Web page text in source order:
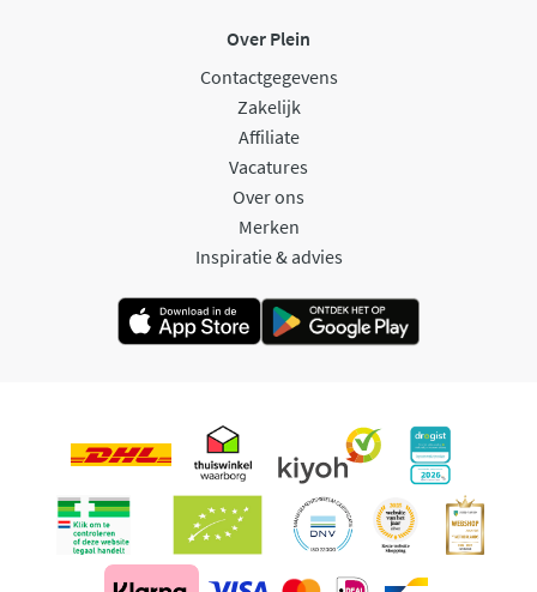
Over Plein
Contactgegevens
Zakelijk
Affiliate
Vacatures
Over ons
Merken
Inspiratie & advies